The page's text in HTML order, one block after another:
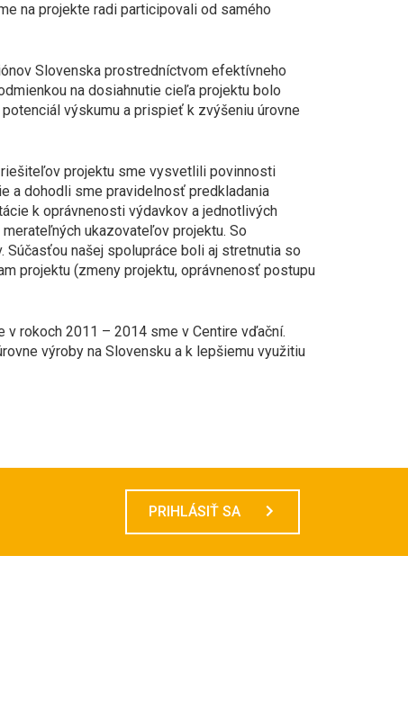
na projekte radi participovali od samého
Slovenska prostredníctvom efektívneho
na dosiahnutie cieľa projektu bolo
výskumu a prispieť k zvýšeniu úrovne
riešiteľov projektu sme vysvetlili povinnosti
a dohodli sme pravidelnosť predkladania
k oprávnenosti výdavkov a jednotlivých
ukazovateľov projektu. So
našej spolupráce boli aj stretnutia so
projektu (zmeny projektu, oprávnenosť postupu
rokoch 2011 – 2014 sme v Centire vďační.
výroby na Slovensku a k lepšiemu využitiu
PRIHLÁSIŤ SA